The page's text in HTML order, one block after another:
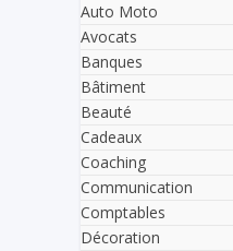
Auto Moto
Avocats
Banques
Bâtiment
Beauté
Cadeaux
Coaching
Communication
Comptables
Décoration